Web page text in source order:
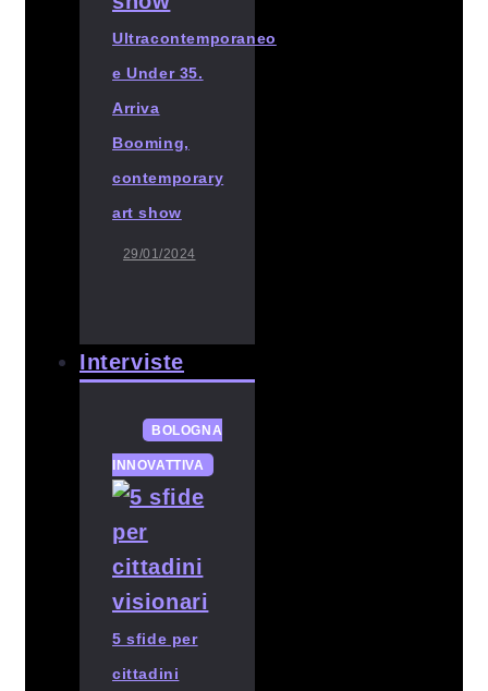
Ultracontemporaneo
e Under 35.
Arriva
Booming,
contemporary
art show
29/01/2024
Interviste
BOLOGNA
INNOVATTIVA
5 sfide per
cittadini